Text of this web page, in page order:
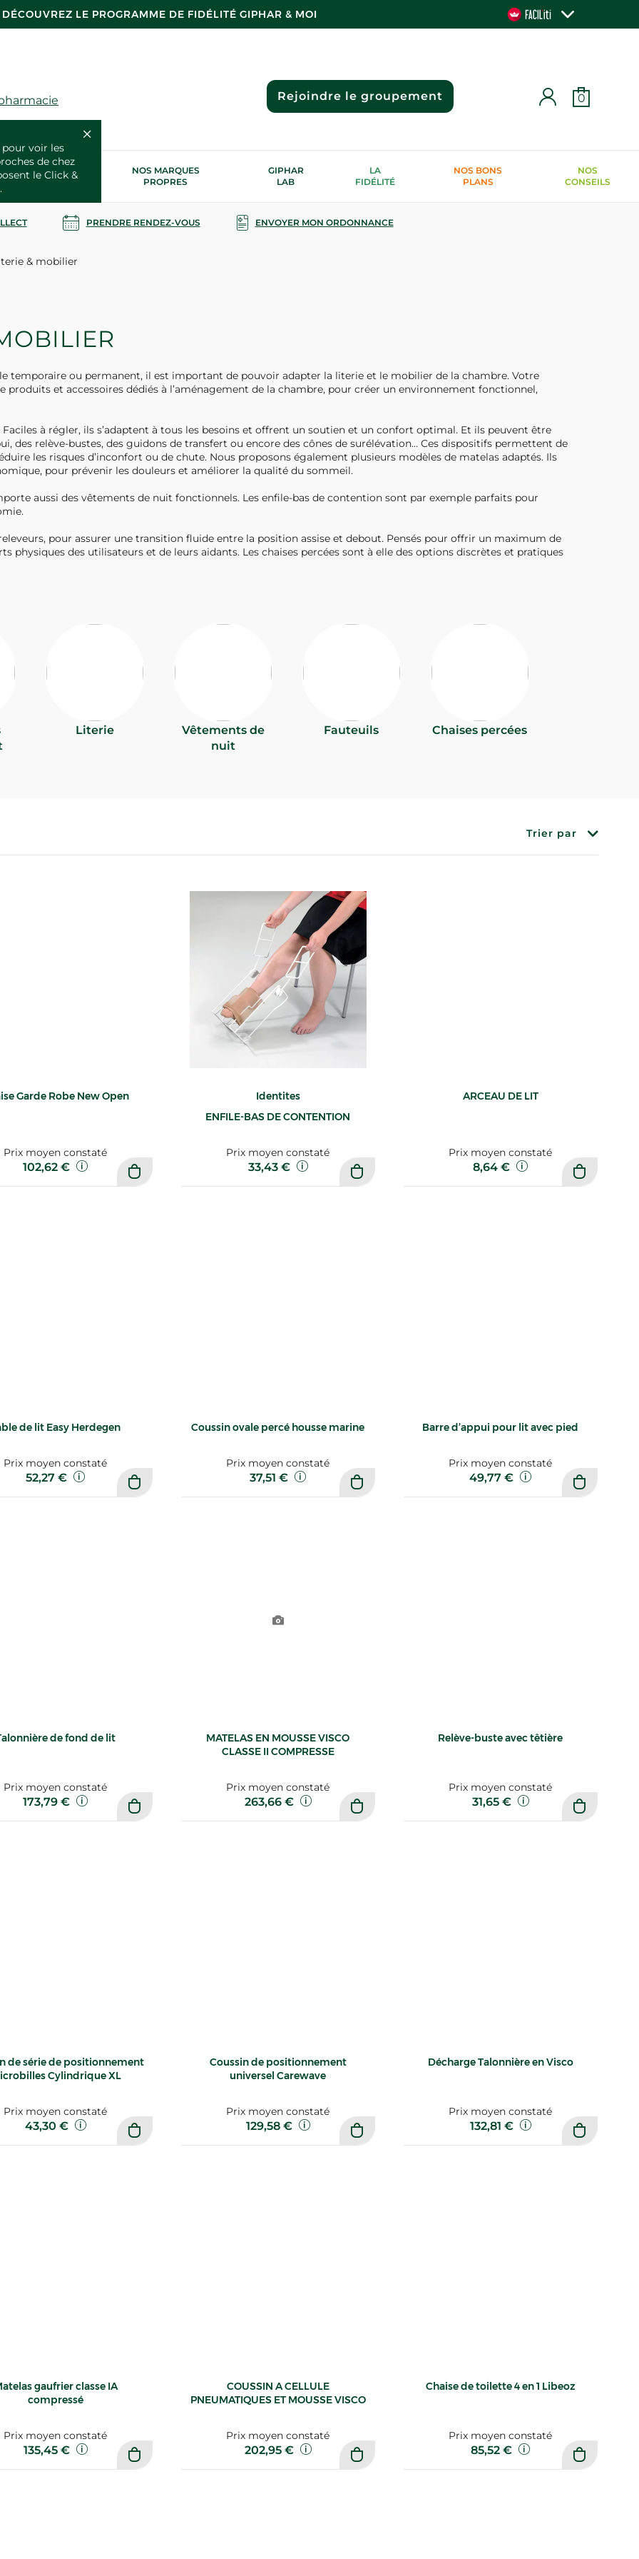
DÉCOUVREZ LE PROGRAMME DE FIDÉLITÉ GIPHAR & MOI
voir les
de chez
le Click &
Rejoindre le groupement 0
SERVICES
SANTÉ
NOS MARQUES
PROPRES
GIPHAR
LAB
LA
FIDÉLITÉ
NOS BONS
PLANS
NOS
CONSEILS
PRENDRE RENDEZ-VOUS ENVOYER MON ORDONNANCE
& mobilier
temporaire ou permanent, il est important de pouvoir adapter la literie et le mobilier de la chambre. Votre
et accessoires dédiés à l’aménagement de la chambre, pour créer un environnement fonctionnel,
à régler, ils s’adaptent à tous les besoins et offrent un soutien et un confort optimal. Et ils peuvent être
des relève-bustes, des guidons de transfert ou encore des cônes de surélévation… Ces dispositifs permettent de
les risques d’inconfort ou de chute. Nous proposons également plusieurs modèles de matelas adaptés. Ils
pour prévenir les douleurs et améliorer la qualité du sommeil.
aussi des vêtements de nuit fonctionnels. Les enfile-bas de contention sont par exemple parfaits pour
pour assurer une transition fluide entre la position assise et debout. Pensés pour offrir un maximum de
physiques des utilisateurs et de leurs aidants. Les chaises percées sont à elle des options discrètes et pratiques
Literie
Vêtements de
nuit
Fauteuils Chaises percées
Trier par
Garde Robe New Open
Prix moyen constaté
102,62 €
Identites
ENFILE-BAS DE CONTENTION
Prix moyen constaté
33,43 €
ARCEAU DE LIT
Prix moyen constaté
8,64 €
de lit Easy Herdegen
Prix moyen constaté
52,27 €
Coussin ovale percé housse marine
Prix moyen constaté
37,51 €
Barre d’appui pour lit avec pied
Prix moyen constaté
49,77 €
de fond de lit
Prix moyen constaté
173,79 €
MATELAS EN MOUSSE VISCO
CLASSE II COMPRESSE
Prix moyen constaté
263,66 €
Relève-buste avec têtière
Prix moyen constaté
31,65 €
de série de positionnement
Cylindrique XL
Prix moyen constaté
43,30 €
Coussin de positionnement
universel Carewave
Prix moyen constaté
129,58 €
Décharge Talonnière en Visco
Prix moyen constaté
132,81 €
gaufrier classe IA
compressé
Prix moyen constaté
135,45 €
COUSSIN A CELLULE
PNEUMATIQUES ET MOUSSE VISCO
Prix moyen constaté
202,95 €
Chaise de toilette 4 en 1 Libeoz
Prix moyen constaté
85,52 €